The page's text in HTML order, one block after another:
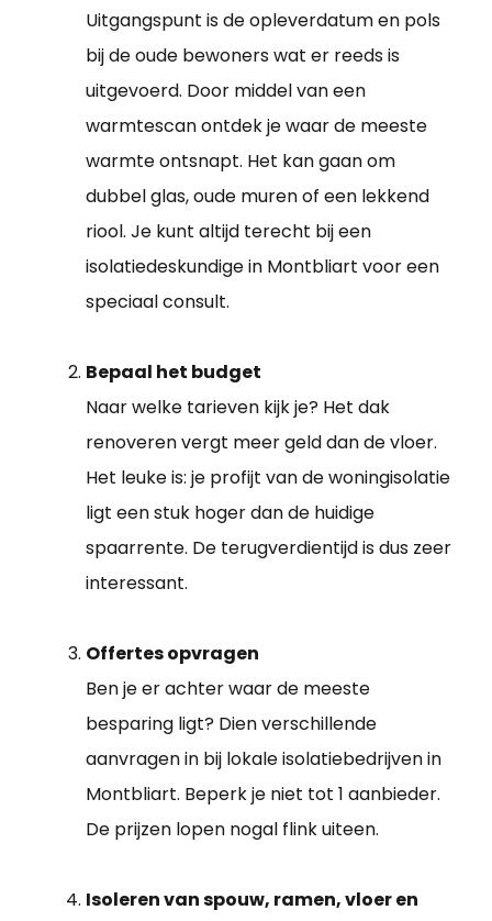
Uitgangspunt is de opleverdatum en pols
bij de oude bewoners wat er reeds is
uitgevoerd. Door middel van een
warmtescan ontdek je waar de meeste
warmte ontsnapt. Het kan gaan om
dubbel glas, oude muren of een lekkend
riool. Je kunt altijd terecht bij een
isolatiedeskundige in Montbliart voor een
speciaal consult.
Bepaal het budget
Naar welke tarieven kijk je? Het dak
renoveren vergt meer geld dan de vloer.
Het leuke is: je profijt van de woningisolatie
ligt een stuk hoger dan de huidige
spaarrente. De terugverdientijd is dus zeer
interessant.
Offertes opvragen
Ben je er achter waar de meeste
besparing ligt? Dien verschillende
aanvragen in bij lokale isolatiebedrijven in
Montbliart. Beperk je niet tot 1 aanbieder.
De prijzen lopen nogal flink uiteen.
Isoleren van spouw, ramen, vloer en